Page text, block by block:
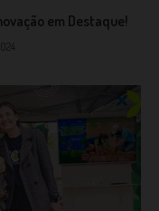
em Destaque!